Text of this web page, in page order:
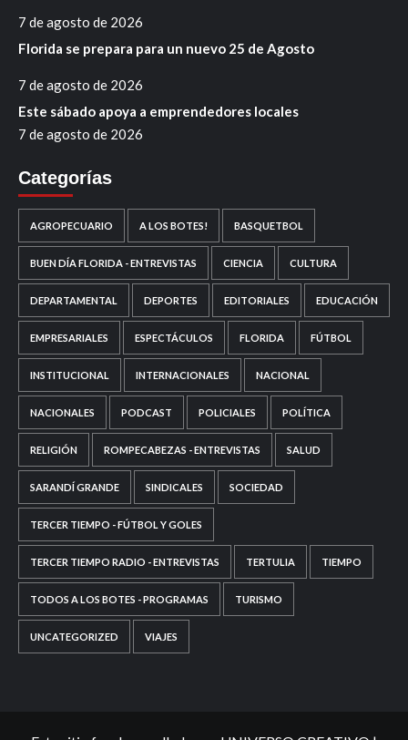
7 de agosto de 2026
Florida se prepara para un nuevo 25 de Agosto
7 de agosto de 2026
Este sábado apoya a emprendedores locales
7 de agosto de 2026
Categorías
AGROPECUARIO A LOS BOTES! BASQUETBOL
BUEN DÍA FLORIDA - ENTREVISTAS CIENCIA CULTURA
DEPARTAMENTAL DEPORTES EDITORIALES EDUCACIÓN
EMPRESARIALES ESPECTÁCULOS FLORIDA FÚTBOL
INSTITUCIONAL INTERNACIONALES NACIONAL
NACIONALES PODCAST POLICIALES POLÍTICA
RELIGIÓN ROMPECABEZAS - ENTREVISTAS SALUD
SARANDÍ GRANDE SINDICALES SOCIEDAD
TERCER TIEMPO - FÚTBOL Y GOLES
TERCER TIEMPO RADIO - ENTREVISTAS TERTULIA TIEMPO
TODOS A LOS BOTES - PROGRAMAS TURISMO
UNCATEGORIZED VIAJES